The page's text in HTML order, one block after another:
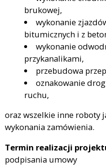
brukowej,
wykonanie
bitumicznych i z
wykonanie
przykanalikami,
przebudowa
oznakowanie
ruchu,
oraz wszelkie inne roboty
wykonania zamówienia.
Termin realizacji
podpisania umowy